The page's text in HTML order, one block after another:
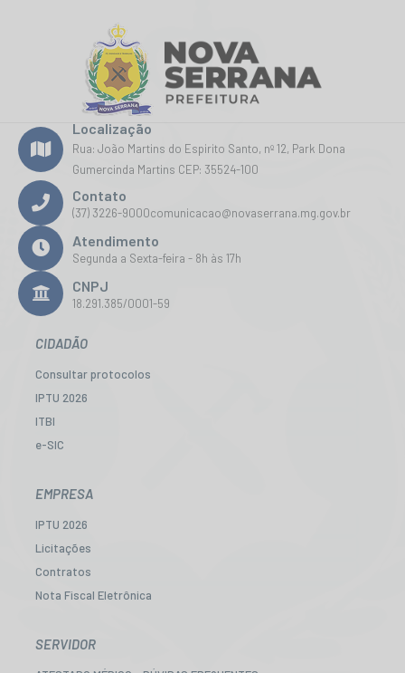
Localização
Rua: João Martins do Espirito Santo, nº 12, Park Dona
Gumercinda Martins CEP: 35524-100
Contato
(37) 3226-9000comunicacao@novaserrana.mg.gov.br
Atendimento
Segunda a Sexta-feira - 8h às 17h
CNPJ
18.291.385/0001-59
CIDADÃO
Consultar protocolos
IPTU 2026
ITBI
e-SIC
Legislação
EMPRESA
IPTU 2026
Licitações
Contratos
Nota Fiscal Eletrônica
Transparência
SERVIDOR